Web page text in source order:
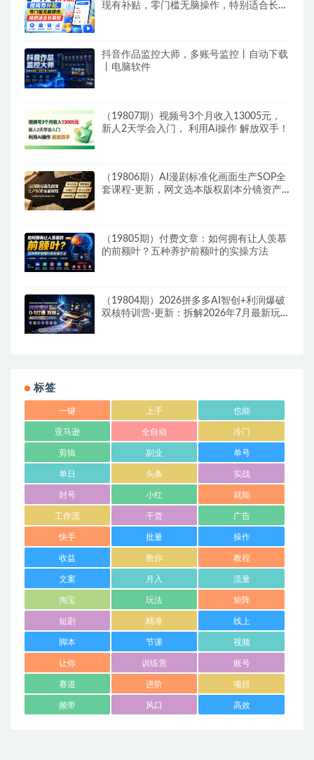
现有补贴，零门槛无脑操作，特别适合长期
抖音作品监控大师，多账号监控丨自动下载
丨电脑软件
（19807期）视频号3个月收入13005元，
新人2天学会入门， 利用Ai操作 解放双手！
（19806期）AI漫剧标准化画面生产SOP全
套课程-更新，网文选本版权剧本分镜资产
（19805期）付费文章：如何拥有让人羡慕
的前额叶？五种养护前额叶的实操方法
（19804期）2026拼多多AI智创+利润爆破
双核特训营-更新：拆解2026年7月最新玩
标签
一键 上手 也能
亚马逊 全自动 冷门
剪辑 副业 单号
单日 头条 实战
封号 小红 就能
工作流 干货 广告
快手 批量 操作
收益 教你 教程
文案 月入 流量
淘宝 玩法 矩阵
短剧 精准 线上
脚本 节课 视频
让你 训练营 账号
赛道 进阶 项目
频带 风口 高效